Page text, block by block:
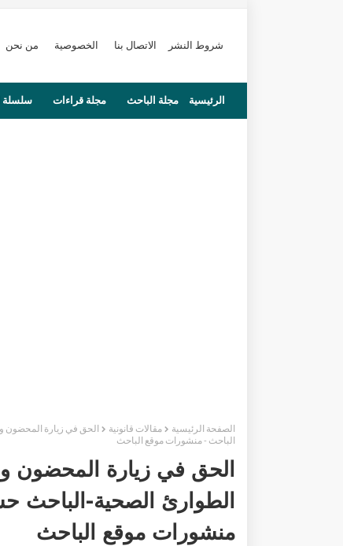
شروط النشر الاتصال بنا الخصوصية من نحن
الرئيسية مجلة الباحث مجلة قراءات سلسلة
الصفحة الرئيسية مقالات قانونية
الحق في زيارة المحضون و
الباحث - منشورات موقع الباحث
الحق في زيارة المحضون و
الطوارئ الصحية-الباحث
منشورات موقع الباحث